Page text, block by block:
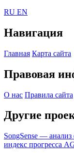
RU EN
Навигация
Главная Карта сайта
Правовая
О нас Правила сайта
Другие
SongSense — анализ
индекс прогресса